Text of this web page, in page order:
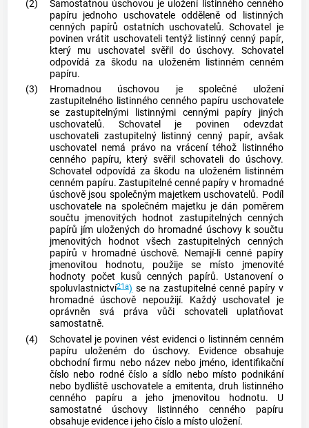
(2)
Samostatnou úschovou je uložení listinného cenného
papíru jednoho uschovatele odděleně od listinných
cenných papírů ostatních uschovatelů. Schovatel je
povinen vrátit uschovateli tentýž listinný cenný papír,
který mu uschovatel svěřil do úschovy. Schovatel
odpovídá za škodu na uloženém listinném cenném
papíru.
(3)
Hromadnou úschovou je společné uložení
zastupitelného listinnéhocenného papíru uschovatele
se zastupitelnými listinnými cennými papíry jiných
uschovatelů. Schovatel je povinen odevzdat
uschovateli zastupitelný listinnýcenný papír, avšak
uschovatel nemá právo na vrácení téhož listinného
cenného papíru, který svěřil schovateli do úschovy.
Schovatel odpovídá za škodu na uloženém listinném
cenném papíru. Zastupitelné cenné papíry v hromadné
úschově jsou společným majetkem uschovatelů. Podíl
uschovatele na společném majetku je dán poměrem
součtu jmenovitých hodnot zastupitelných cenných
papírů jím uložených do hromadné úschovy k součtu
jmenovitých hodnot všech zastupitelných cenných
papírů v hromadné úschově. Nemají-li cenné papíry
jmenovitou hodnotu, použije se místo jmenovité
hodnoty počet kusů cenných papírů. Ustanovení o
spoluvlastnictví21a) se na zastupitelné cenné papíryv
hromadné úschově nepoužijí. Každý uschovatel je
oprávněn svá práva vůči schovateli uplatňovat
samostatně.
(4)
Schovatel je povinen vést evidenci o listinném cenném
papíru uloženém do úschovy. Evidence obsahuje
obchodní firmu nebo název nebo jméno, identifikační
číslo nebo rodné číslo a sídlo nebo místo podnikání
nebo bydliště uschovatele a emitenta, druh listinného
cenného papíru a jeho jmenovitou hodnotu. U
samostatné úschovy listinnéhocenného papíru
obsahuje evidence i jeho číslo a místo uložení.